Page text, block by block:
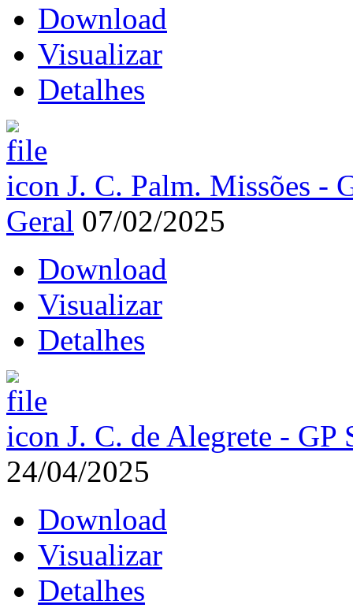
Download
Visualizar
Detalhes
J. C. Palm. Missões -
Geral 07/02/2025
Download
Visualizar
Detalhes
J. C. de Alegrete - GP
24/04/2025
Download
Visualizar
Detalhes